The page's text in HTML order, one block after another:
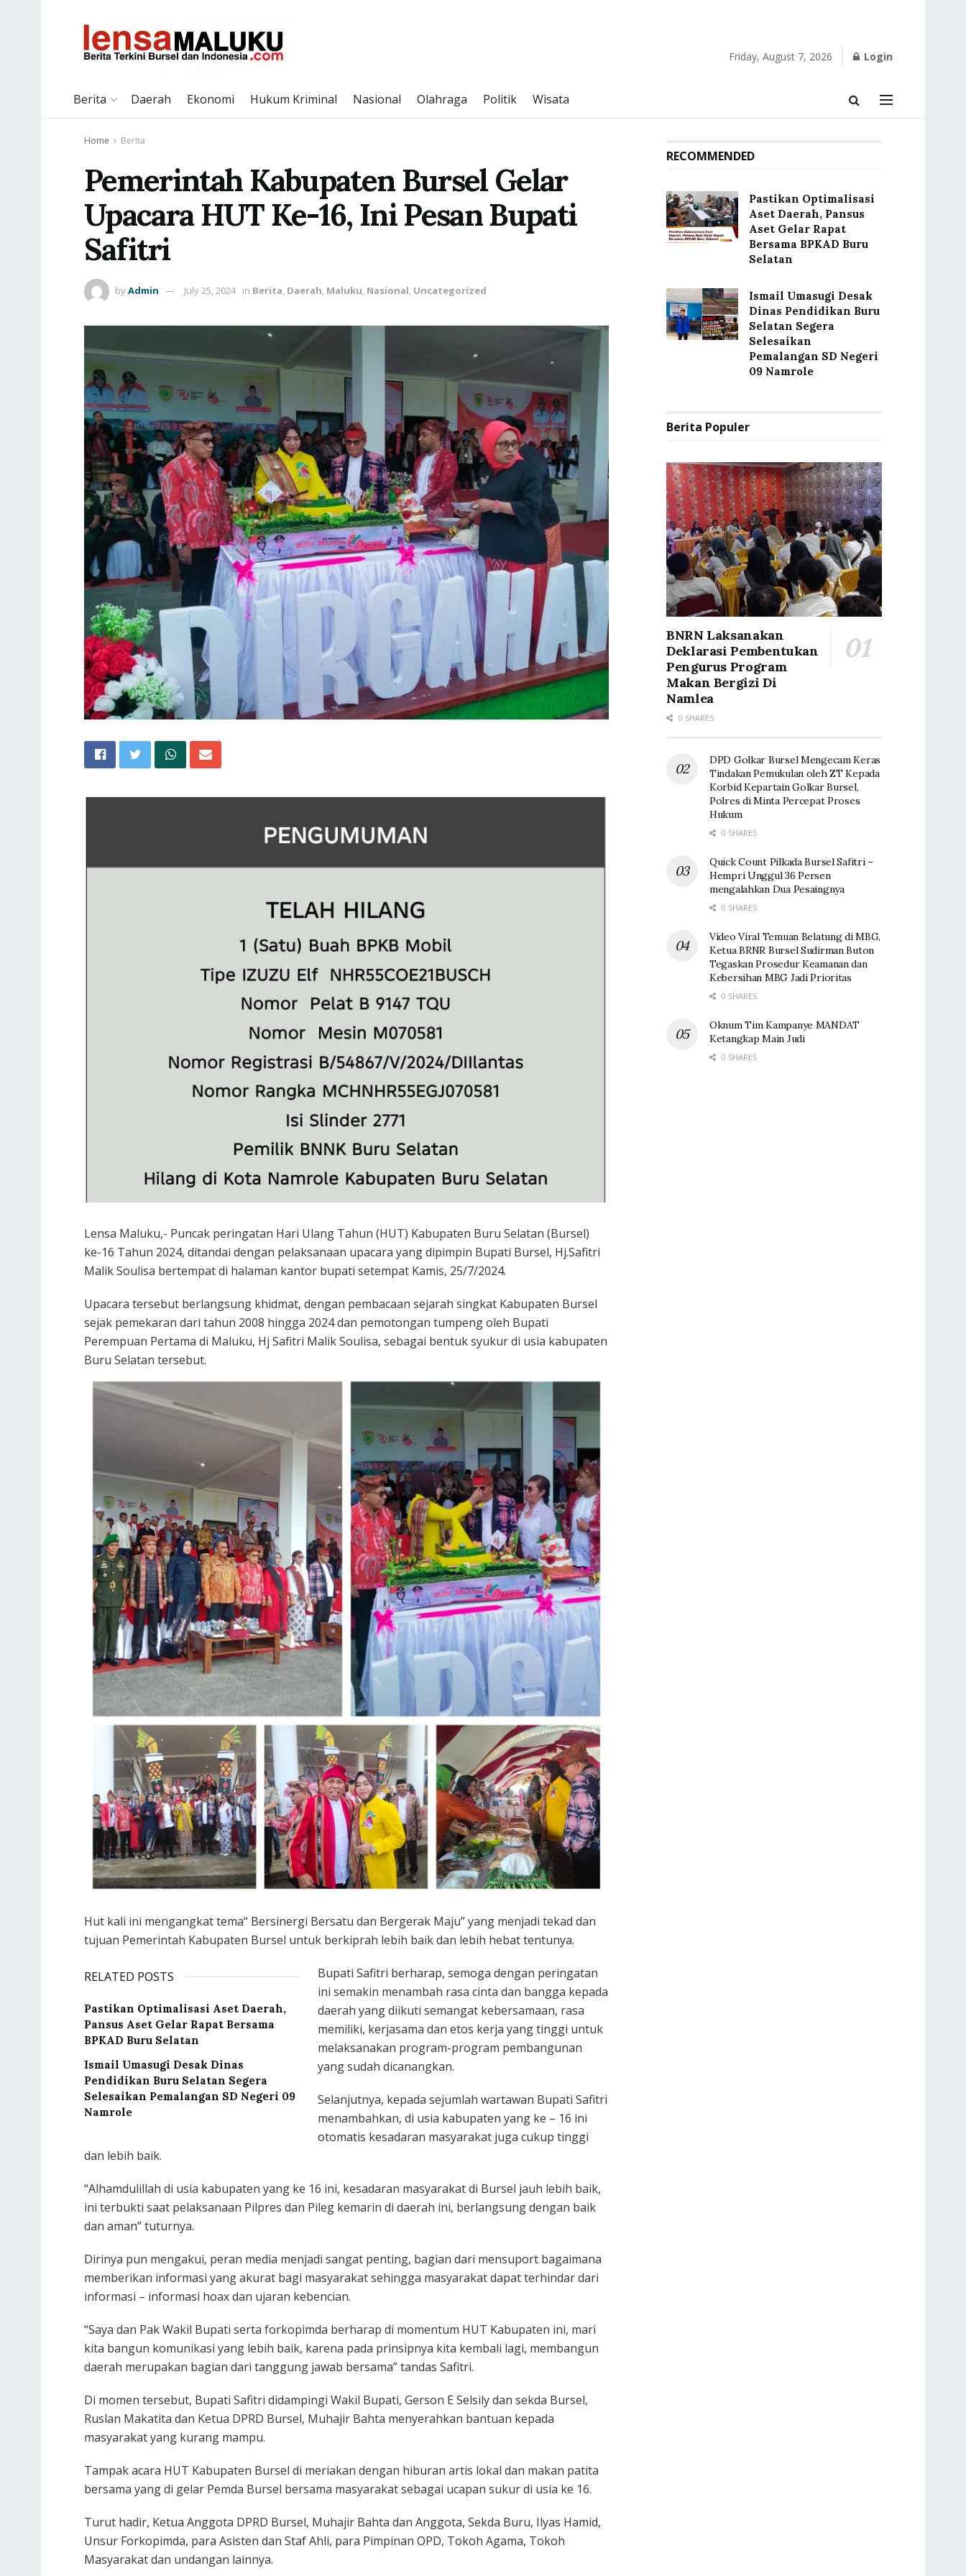
Friday, August 7, 2026 Login
Berita Daerah Ekonomi Hukum Kriminal Nasional Olahraga Politik Wisata
Home Berita
Pemerintah Kabupaten Bursel Gelar
Upacara HUT Ke-16, Ini Pesan Bupati
Safitri
byAdmin July 25, 2024 in Berita, Daerah, Maluku, Nasional, Uncategorized
Lensa Maluku,- Puncak peringatan Hari Ulang Tahun (HUT) Kabupaten Buru Selatan (Bursel)
ke-16 Tahun 2024, ditandai dengan pelaksanaan upacara yang dipimpin Bupati Bursel, Hj.Safitri
Malik Soulisa bertempat di halaman kantor bupati setempat Kamis, 25/7/2024.
Upacara tersebut berlangsung khidmat, dengan pembacaan sejarah singkat Kabupaten Bursel
sejak pemekaran dari tahun 2008 hingga 2024 dan pemotongan tumpeng oleh Bupati
Perempuan Pertama di Maluku, Hj Safitri Malik Soulisa, sebagai bentuk syukur di usia kabupaten
Buru Selatan tersebut.
Hut kali ini mengangkat tema“ Bersinergi Bersatu dan Bergerak Maju” yang menjadi tekad dan
tujuan Pemerintah Kabupaten Bursel untuk berkiprah lebih baik dan lebih hebat tentunya.
RELATED POSTS
Pastikan Optimalisasi Aset Daerah,
Pansus Aset Gelar Rapat Bersama
BPKAD Buru Selatan
Ismail Umasugi Desak Dinas
Pendidikan Buru Selatan Segera
Selesaikan Pemalangan SD Negeri 09
Namrole
Bupati Safitri berharap, semoga dengan peringatan
ini semakin menambah rasa cinta dan bangga kepada
daerah yang diikuti semangat kebersamaan, rasa
memiliki, kerjasama dan etos kerja yang tinggi untuk
melaksanakan program-program pembangunan
yang sudah dicanangkan.
Selanjutnya, kepada sejumlah wartawan Bupati Safitri
menambahkan, di usia kabupaten yang ke – 16 ini
otomatis kesadaran masyarakat juga cukup tinggi
dan lebih baik.
“Alhamdulillah di usia kabupaten yang ke 16 ini, kesadaran masyarakat di Bursel jauh lebih baik,
ini terbukti saat pelaksanaan Pilpres dan Pileg kemarin di daerah ini, berlangsung dengan baik
dan aman” tuturnya.
Dirinya pun mengakui, peran media menjadi sangat penting, bagian dari mensuport bagaimana
memberikan informasi yang akurat bagi masyarakat sehingga masyarakat dapat terhindar dari
informasi – informasi hoax dan ujaran kebencian.
“Saya dan Pak Wakil Bupati serta forkopimda berharap di momentum HUT Kabupaten ini, mari
kita bangun komunikasi yang lebih baik, karena pada prinsipnya kita kembali lagi, membangun
daerah merupakan bagian dari tanggung jawab bersama” tandas Safitri.
Di momen tersebut, Bupati Safitri didampingi Wakil Bupati, Gerson E Selsily dan sekda Bursel,
Ruslan Makatita dan Ketua DPRD Bursel, Muhajir Bahta menyerahkan bantuan kepada
masyarakat yang kurang mampu.
Tampak acara HUT Kabupaten Bursel di meriakan dengan hiburan artis lokal dan makan patita
bersama yang di gelar Pemda Bursel bersama masyarakat sebagai ucapan sukur di usia ke 16.
Turut hadir, Ketua Anggota DPRD Bursel, Muhajir Bahta dan Anggota, Sekda Buru, Ilyas Hamid,
Unsur Forkopimda, para Asisten dan Staf Ahli, para Pimpinan OPD, Tokoh Agama, Tokoh
Masyarakat dan undangan lainnya.
RECOMMENDED
Pastikan Optimalisasi
Aset Daerah, Pansus
Aset Gelar Rapat
Bersama BPKAD Buru
Selatan
Ismail Umasugi Desak
Dinas Pendidikan Buru
Selatan Segera
Selesaikan
Pemalangan SD Negeri
09 Namrole
Berita Populer
BNRN Laksanakan
Deklarasi Pembentukan
Pengurus Program
Makan Bergizi Di
Namlea
0 SHARES
DPD Golkar Bursel Mengecam Keras
Tindakan Pemukulan oleh ZT Kepada
Korbid Kepartain Golkar Bursel,
Polres di Minta Percepat Proses
Hukum
0 SHARES
Quick Count Pilkada Bursel Safitri –
Hempri Unggul 36 Persen
mengalahkan Dua Pesaingnya
0 SHARES
Video Viral Temuan Belatung di MBG,
Ketua BRNR Bursel Sudirman Buton
Tegaskan Prosedur Keamanan dan
Kebersihan MBG Jadi Prioritas
0 SHARES
Oknum Tim Kampanye MANDAT
Ketangkap Main Judi
0 SHARES